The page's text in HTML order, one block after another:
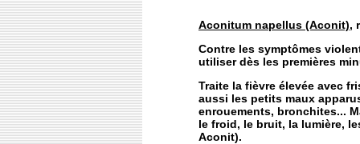
Aconitum napellus (Aconit),
Contre les symptômes
utiliser dès les premières
Traite la fièvre élevée avec
aussi les petits maux
enrouements, bronchites...
le froid, le bruit, la lumière,
Aconit).